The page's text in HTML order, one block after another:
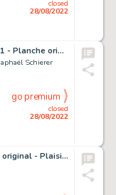
closed
28/08/2022
Taymans, André - Lefranc T21 - Planche originale (p.24) - Le chÃ¢timent - signée - Page volante - (2010)
Schierer
closed
28/08/2022
go premium
Aouamri, Mohamed - Dessin original - Plaisirs de nymphes entre deux cascades - (2020)